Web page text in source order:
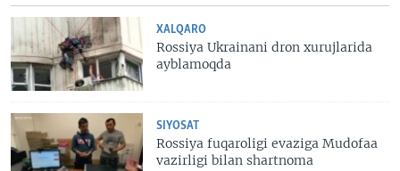
XALQARO
Rossiya Ukrainani dron xurujlarida
ayblamoqda
SIYOSAT
Rossiya fuqaroligi evaziga Mudofaa
vazirligi bilan shartnoma